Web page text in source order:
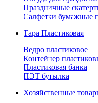
Праздничные
Салфетки бумажные
Тара Пластиковая
Ведро пластиковое
Контейнер
Пластиковая банка
ПЭТ бутылка
Хозяйственные